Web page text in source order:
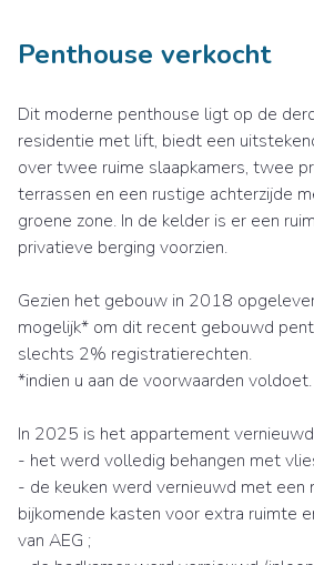
Penthouse verkocht
Dit moderne penthouse ligt op de
residentie met lift, biedt een
over twee ruime slaapkamers, twee
terrassen en een rustige achterzijde
groene zone. In de kelder is er een
privatieve berging voorzien.
Gezien het gebouw in 2018
mogelijk* om dit recent gebouwd
slechts 2% registratierechten.
*indien u aan de voorwaarden voldoet.
In 2025 is het appartement
- het werd volledig behangen met
- de keuken werd vernieuwd met een
bijkomende kasten voor extra ruimte
van AEG ;